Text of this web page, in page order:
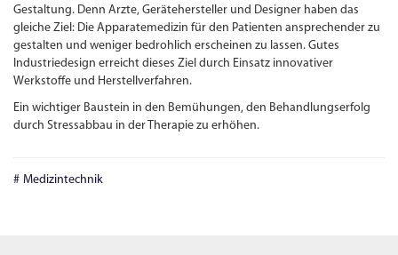
Gestaltung. Denn Arzte, Gerätehersteller und Designer haben das
gleiche Ziel: Die Apparatemedizin für den Patienten ansprechender zu
gestalten und weniger bedrohlich erscheinen zu lassen. Gutes
Industriedesign erreicht dieses Ziel durch Einsatz innovativer
Werkstoffe und Herstellverfahren.
Ein wichtiger Baustein in den Bemühungen, den Behandlungserfolg
durch Stressabbau in der Therapie zu erhöhen.
Medizintechnik